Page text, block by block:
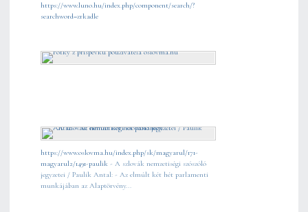
https://www.luno.hu/index.php/component/search/?
searchword=zrkadle
https://www.oslovma.hu/index.php/sk/magyarul/171-
magyarul2/1491-paulik - A szlovák nemzetiségi szószóló
jegyzetei / Paulik Antal: - Az elmúlt két hét parlamenti
munkájában az Alaptörvény...